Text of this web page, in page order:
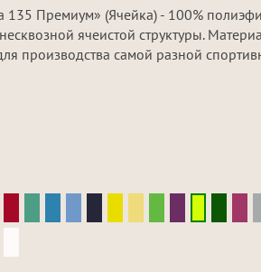
135 Премиум» (Ячейка) - 100%
ячеистой структуры.
производства самой разной